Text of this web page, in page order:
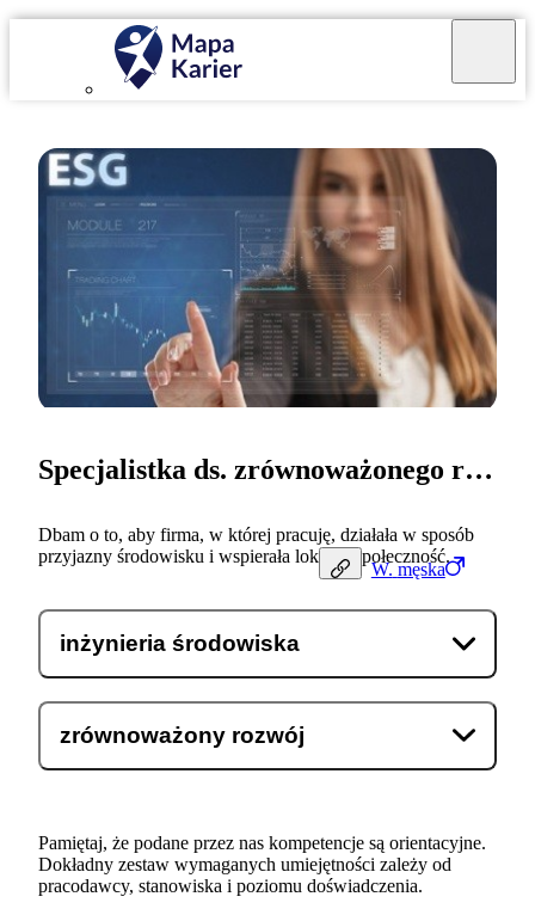
W. męska
Specjalistka ds. zrównoważonego rozwoju
Dbam o to, aby firma, w której pracuję, działała w sposób
przyjazny środowisku i wspierała lokalną społeczność.
inżynieria środowiska
zrównoważony rozwój
Pamiętaj, że podane przez nas kompetencje są orientacyjne.
Dokładny zestaw wymaganych umiejętności zależy od
pracodawcy, stanowiska i poziomu doświadczenia.